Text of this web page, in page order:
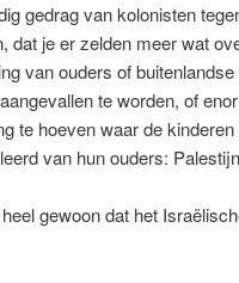
gedrag van kolonisten
dat je er zelden meer wat
van ouders of
te worden, of
te hoeven waar de
van hun ouders:
gewoon dat het